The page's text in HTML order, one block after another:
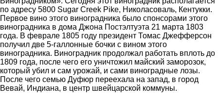
по адресу 5800 Sugar Creek Pike, Николасоваль, Кентукки.
Первое вино этого виноградника было спонсорами этого
виноградника в дома Джона Постэлтуэта 21 марта 1803
года. В феврале 1805 году президент Томас Джефферсон
получил две 5-галлонные бочки с вином этого
виноградника. Виноградник продолжал работать вплоть до
1809 года, после чего его уничтожил майский заморозок,
который убил и сам урожай, и сами виноградные лозы.
После чего семью Дуфюр переехала на запад, в город
Вевай, Индиана, в центр швейцарской коммуны.